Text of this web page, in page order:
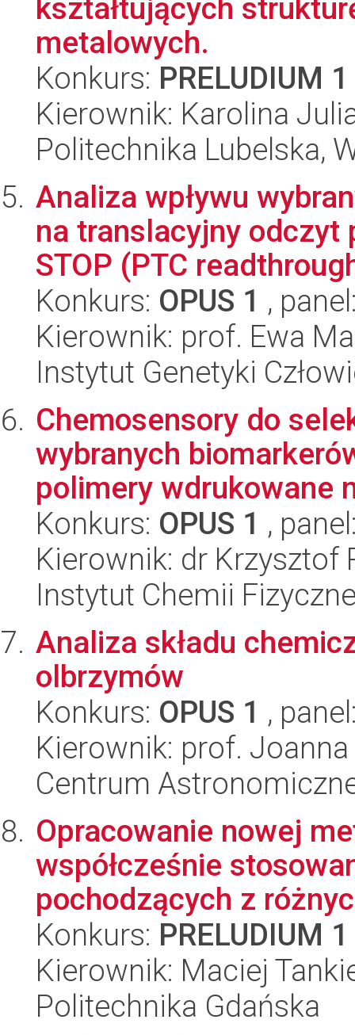
kształtujących
metalowych.
Konkurs: PRELUDIUM 1
Kierownik: Karolina
Politechnika Lubelska,
Analiza wpływu
na translacyjny odczyt
STOP (PTC
Konkurs: OPUS 1 ,
Kierownik: prof. Ewa
Instytut Genetyki
Chemosensory do
wybranych
polimery wdrukowane
Konkurs: OPUS 1 ,
Kierownik: dr Krzysztof
Instytut Chemii
Analiza składu
olbrzymów
Konkurs: OPUS 1 ,
Kierownik: prof.
Centrum
Opracowanie nowej
współcześnie
pochodzących z
Konkurs: PRELUDIUM 1
Kierownik: Maciej
Politechnika Gdańska